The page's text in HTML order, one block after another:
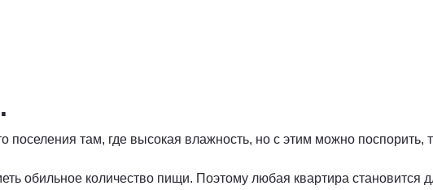
там, где высокая влажность, но с этим можно поспорить,
обильное количество пищи. Поэтому любая квартира становится